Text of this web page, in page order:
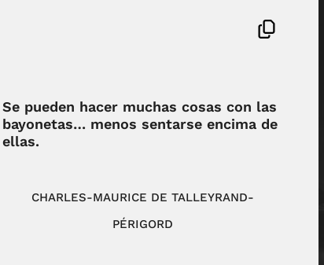
Se pueden hacer muchas cosas con las
bayonetas… menos sentarse encima de
ellas.
CHARLES-MAURICE DE TALLEYRAND-
PÉRIGORD